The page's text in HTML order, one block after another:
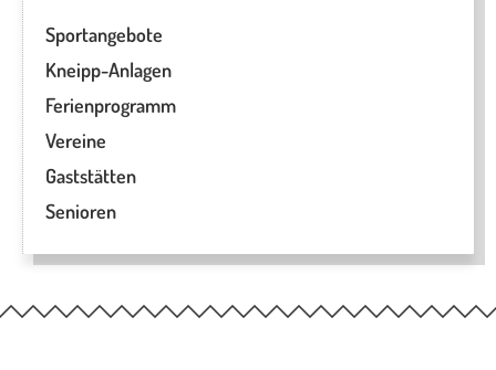
Sportangebote
Kneipp-Anlagen
Ferienprogramm
Vereine
Gaststätten
Senioren